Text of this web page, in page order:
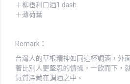
＋柳橙利口酒1 dash
＋薄荷葉
Remark：
台灣人的草根精神如同這杯調酒，外
著比別人更堅忍的情操，一飲而下，
氣質深藏在調酒之中。